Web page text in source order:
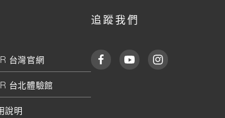
台灣官網
台北體驗館
說明
追蹤我們